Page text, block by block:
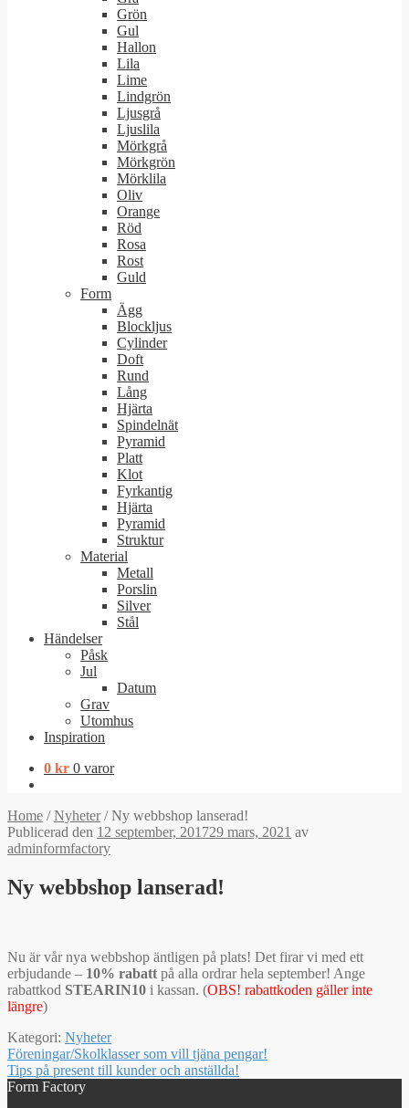
Grön
Gul
Hallon
Lila
Lime
Lindgrön
Ljusgrå
Ljuslila
Mörkgrå
Mörkgrön
Mörklila
Oliv
Orange
Röd
Rosa
Rost
Guld
Form
Ägg
Blockljus
Cylinder
Doft
Rund
Lång
Hjärta
Spindelnät
Pyramid
Platt
Klot
Fyrkantig
Hjärta
Pyramid
Struktur
Material
Metall
Porslin
Silver
Stål
Händelser
Påsk
Jul
Datum
Grav
Utomhus
Inspiration
0 kr 0 varor
Home /Nyheter/Ny webbshop lanserad!
Publicerad den 12 september, 201729 mars, 2021 av
adminformfactory
Ny webbshop lanserad!
Nu är vår nya webbshop äntligen på plats! Det firar vi med ett
erbjudande – 10% rabatt på alla ordrar hela september! Ange
rabattkod STEARIN10 i kassan. (OBS! rabattkoden gäller inte
längre)
Kategori: Nyheter
Inläggsnavigering
Föregående
inlägg:
Föreningar/Skolklasser som vill tjäna pengar!
Nästa
inlägg:
Tips på present till kunder och anställda!
Form Factory